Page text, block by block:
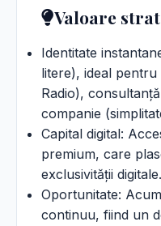
Valoare
Identitate
litere), ideal
Radio),
companie
Capital digital:
premium, care
exclusivității digitale.
Oportunitate:
continuu, fiind un